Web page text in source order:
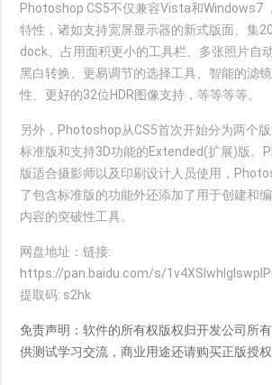
Photoshop CS5不仅兼容Vista和Windows7
特性，诸如支持宽屏显示器的新式版面、集
dock、占用面积更小的工具栏、多张照片自
黑白转换、更易调节的选择工具、智能的滤镜
性、更好的32位HDR图像支持，等等等等。
另外，Photoshop从CS5首次开始分为两个
标准版和支持3D功能的Extended(扩展)版。
版适合摄影师以及印刷设计人员使用，
了包含标准版的功能外还添加了用于创建和
内容的突破性工具。
网盘地址：链接:
https://pan.baidu.com/s/
提取码: s2hk
免责声明：软件的所有权版权归开发公司所
供测试学习交流，商业用途还请购买正版授权